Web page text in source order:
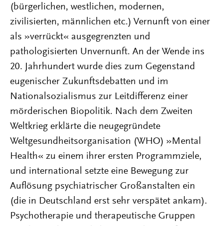
(bürgerlichen, westlichen, modernen,
zivilisierten, männlichen etc.) Vernunft von einer
als »verrückt« ausgegrenzten und
pathologisierten Unvernunft. An der Wende ins
20. Jahrhundert wurde dies zum Gegenstand
eugenischer Zukunftsdebatten und im
Nationalsozialismus zur Leitdifferenz einer
mörderischen Biopolitik. Nach dem Zweiten
Weltkrieg erklärte die neugegründete
Weltgesundheitsorganisation (WHO) »Mental
Health« zu einem ihrer ersten Programmziele,
und international setzte eine Bewegung zur
Auflösung psychiatrischer Großanstalten ein
(die in Deutschland erst sehr verspätet ankam).
Psychotherapie und therapeutische Gruppen